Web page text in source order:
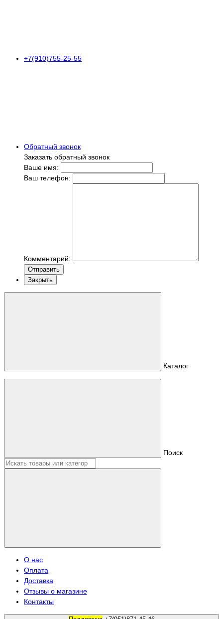
+7(910)755-25-55
Обратный звонок
Заказать обратный звонок
Ваше имя:
Ваш телефон:
Комментарий:
Отправить
Закрыть
Каталог
Поиск
О нас
Оплата
Доставка
Отзывы о магазине
Контакты